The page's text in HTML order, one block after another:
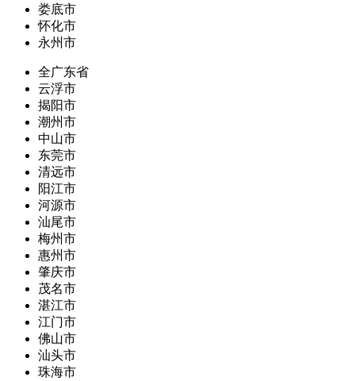
娄底市
怀化市
永州市
全广东省
云浮市
揭阳市
潮州市
中山市
东莞市
清远市
阳江市
河源市
汕尾市
梅州市
惠州市
肇庆市
茂名市
湛江市
江门市
佛山市
汕头市
珠海市